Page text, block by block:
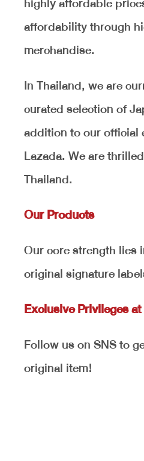
affordability through
merchandise.
In Thailand, we are
curated selection of
addition to our official
Lazada. We are
Thailand.
Our Products
Our core strength lies
original signature
Exclusive Privileges
Follow us on SNS to
original item!